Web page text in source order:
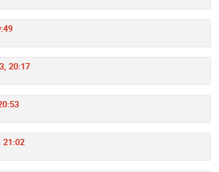
20:17
21:02